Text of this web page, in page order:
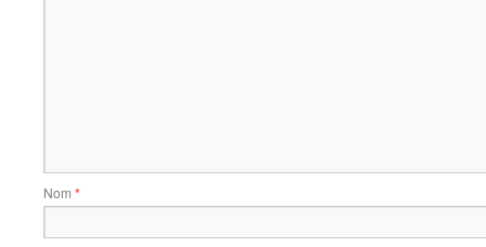
Nom *